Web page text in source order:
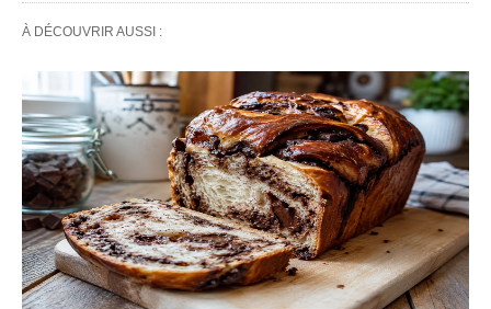
À DÉCOUVRIR AUSSI :